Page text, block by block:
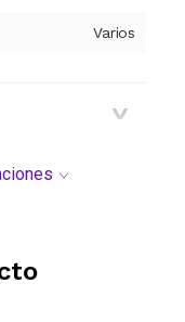
Varios